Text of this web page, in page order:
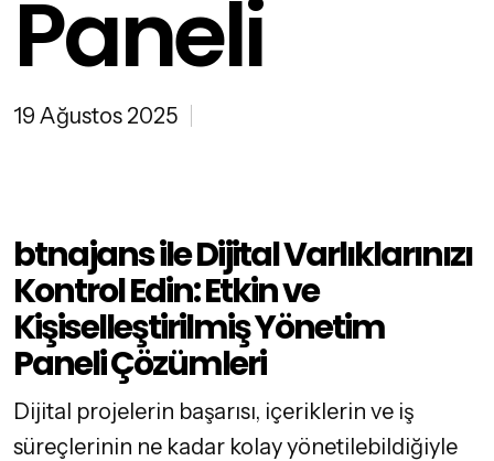
Paneli
19 Ağustos 2025
btnajans ile Dijital Varlıklarınızı
Kontrol Edin: Etkin ve
Kişiselleştirilmiş Yönetim
Paneli Çözümleri
Dijital projelerin başarısı, içeriklerin ve iş
süreçlerinin ne kadar kolay yönetilebildiğiyle